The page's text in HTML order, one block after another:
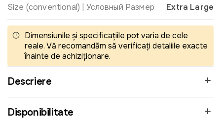
Size (conventional) | Условный Размер Extra Large
Dimensiunile și specificațiile pot varia de cele
reale. Vă recomandăm să verificați detaliile exacte
înainte de achiziționare.
Descriere
Disponibilitate